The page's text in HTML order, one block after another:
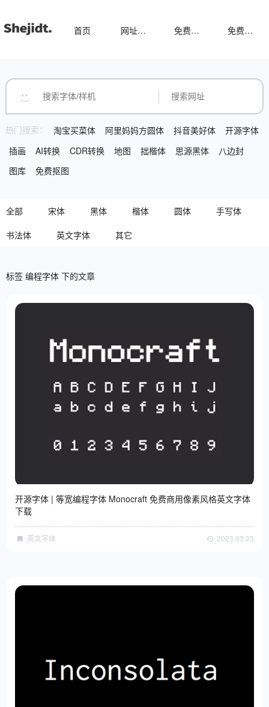
首页 网址导航 免费样机 免费字体
热门搜索： 淘宝买菜体 阿里妈妈方圆体 抖音美好体
开源字体
插画
AI转换 CDR转换 地图 拙楷体 思源黑体
八边封
图库
免费抠图
全部 宋体 黑体 楷体 圆体
手写体
书法体
英文字体 其它
标签 编程字体 下的文章
开源字体 | 等宽编程字体 Monocraft 免费商用像素风格英文字体
下载
英文字体 2023·03·23